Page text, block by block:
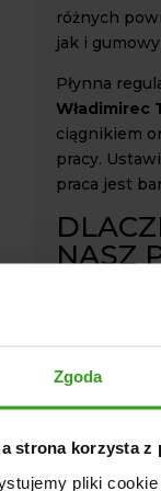
Zgoda
strona korzysta z
pliki
różnych
jak i
Płynna
Władimirec
ciągnikiem
pracy.
praca jest
NASZ
niezbędne
Ponadto,
dużych
parkingi.